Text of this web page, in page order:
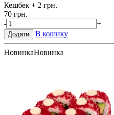
Кешбек + 2 грн.
70 грн.
-
+
Додати В кошику
НовинкаНовинка